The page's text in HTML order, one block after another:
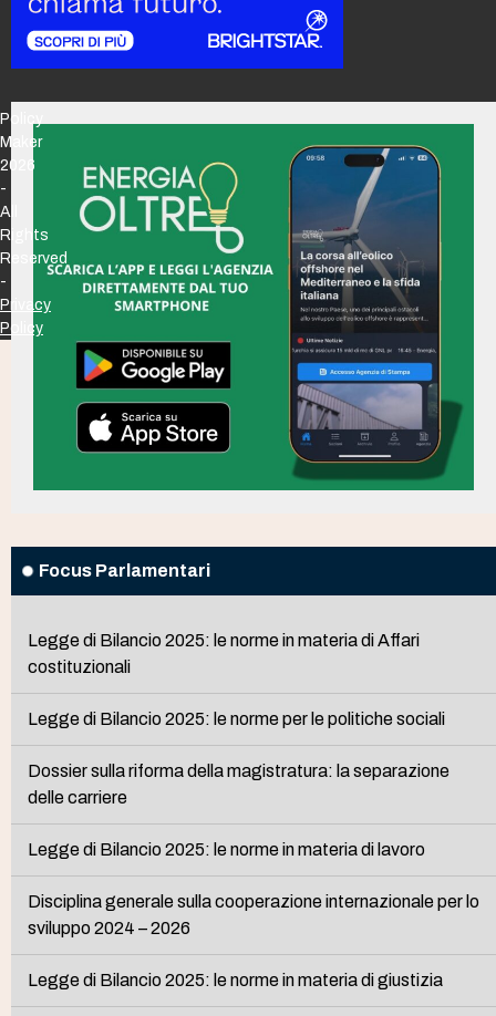
Focus Parlamentari
Legge di Bilancio 2025: le norme in materia di Affari
costituzionali
Legge di Bilancio 2025: le norme per le politiche sociali
Dossier sulla riforma della magistratura: la separazione
delle carriere
Legge di Bilancio 2025: le norme in materia di lavoro
Disciplina generale sulla cooperazione internazionale per lo
sviluppo 2024 – 2026
Legge di Bilancio 2025: le norme in materia di giustizia
Policy
Maker
2026
-
All
Rights
Reserved
-
Privacy
Policy